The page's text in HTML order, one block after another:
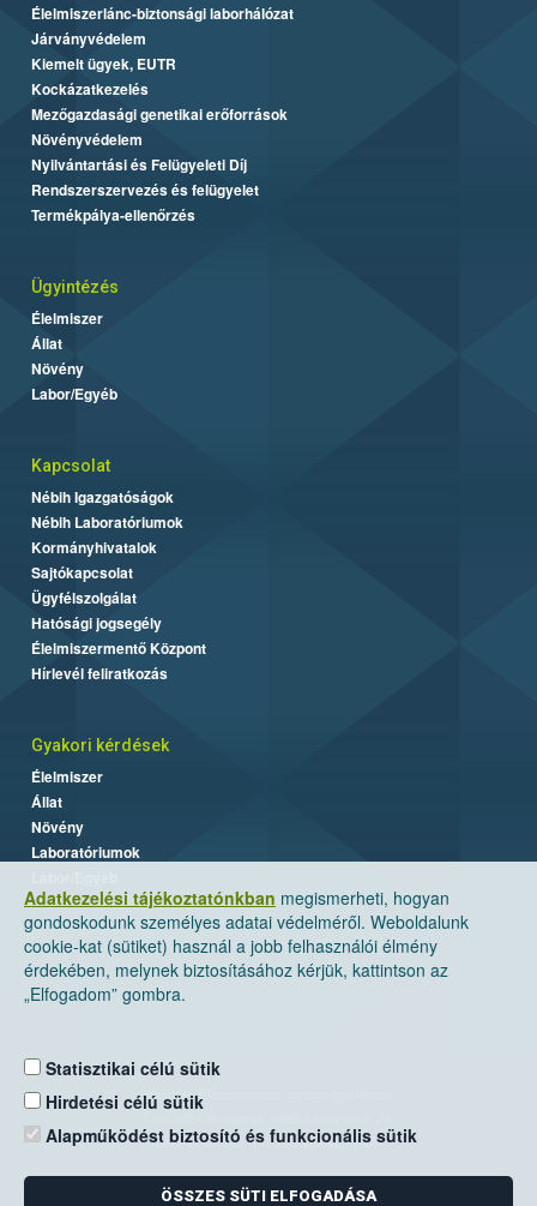
Adatkezelési tájékoztatónkban megismerheti, hogyan
gondoskodunk személyes adatai védelméről. Weboldalunk
cookie-kat (sütiket) használ a jobb felhasználói élmény
érdekében, melynek biztosításához kérjük, kattintson az
„Elfogadom” gombra.
Statisztikai célú sütik
Hirdetési célú sütik
Alapműködést biztosító és funkcionális sütik
ÖSSZES SÜTI ELFOGADÁSA
Élelmiszerlánc-biztonsági laborhálózat
Járványvédelem
Kiemelt ügyek, EUTR
Kockázatkezelés
Mezőgazdasági genetikai erőforrások
Növényvédelem
Nyilvántartási és Felügyeleti Díj
Rendszerszervezés és felügyelet
Termékpálya-ellenőrzés
Ügyintézés
Élelmiszer
Állat
Növény
Labor/Egyéb
Kapcsolat
Nébih Igazgatóságok
Nébih Laboratóriumok
Kormányhivatalok
Sajtókapcsolat
Ügyfélszolgálat
Hatósági jogsegély
Élelmiszermentő Központ
Hírlevél feliratkozás
Gyakori kérdések
Élelmiszer
Állat
Növény
Laboratóriumok
Nemzeti Élelmiszerlánc-biztonsági Hivatal
Levelezési cím: 1525 Budapest. Pf. 30.